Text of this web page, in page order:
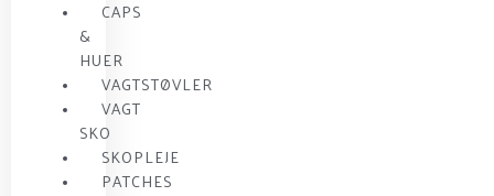
CAPS
&
HUER
VAGTSTØVLER
VAGT
SKO
SKOPLEJE
PATCHES